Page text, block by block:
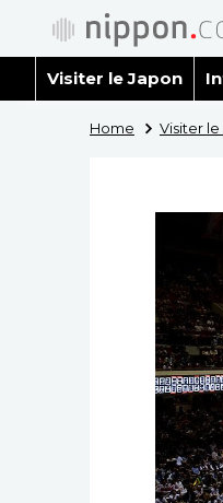
Visiter le Japon
Home Visiter le